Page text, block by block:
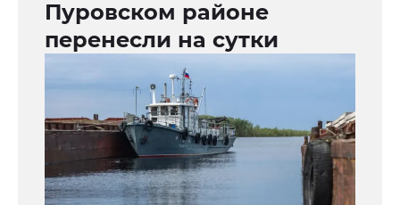
Пуровском районе
перенесли на сутки